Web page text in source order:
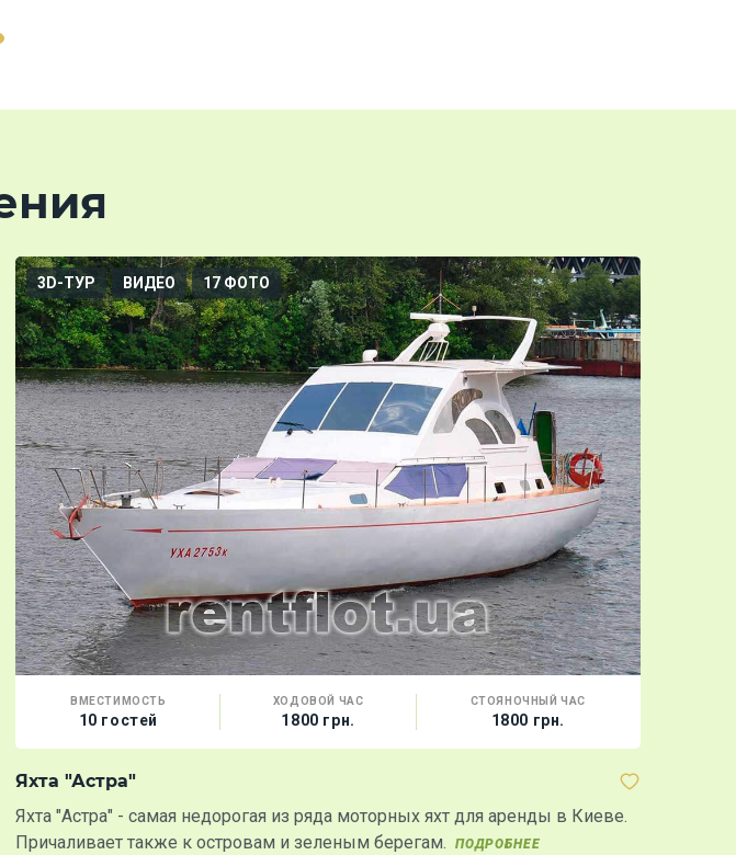
3D-ТУР ВИДЕО 17 ФОТО
ВМЕСТИМОСТЬ
10 гостей
ХОДОВОЙ ЧАС
1800 грн.
СТОЯНОЧНЫЙ ЧАС
1800 грн.
Яхта "Астра"
Яхта "Астра" - самая недорогая из ряда моторных яхт для аренды в Киеве.
Причаливает также к островам и зеленым берегам.
ПОДРОБНЕЕ